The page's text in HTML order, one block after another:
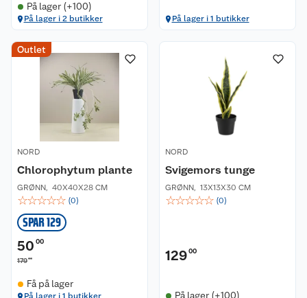
På lager (+100)
På lager i 2 butikker På lager i 1 butikker
Outlet
NORD
Chlorophytum plante
GRØNN, 40X40X28 CM
☆☆☆☆☆ (0)
SPAR 129
50 00
17900
Få på lager
På lager i 1 butikker
NORD
Svigemors tunge
GRØNN, 13X13X30 CM
☆☆☆☆☆ (0)
12900
På lager (+100)
Våre merkevarer
Coop kjeder
Ledige stillinger
Kundeservice
Kontakt oss
Angre- og returrett
Reklamasjon og garanti
Ofte stilte spørsmål
Betalingsalternativer
Leveringsalternativer
Åpent kjøp